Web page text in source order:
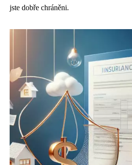
jste dobře chráněni.